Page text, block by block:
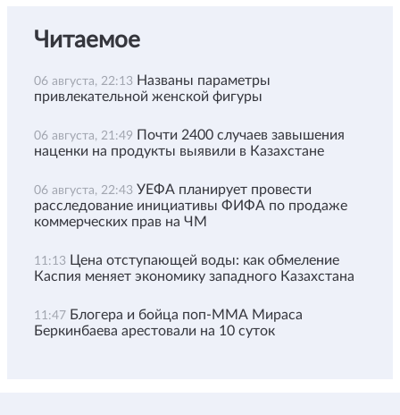
Читаемое
06 августа, 22:13 Названы параметры
привлекательной женской фигуры
06 августа, 21:49 Почти 2400 случаев завышения
наценки на продукты выявили в Казахстане
06 августа, 22:43 УЕФА планирует провести
расследование инициативы ФИФА по продаже
коммерческих прав на ЧМ
11:13 Цена отступающей воды: как обмеление
Каспия меняет экономику западного Казахстана
11:47 Блогера и бойца поп-ММА Мираса
Беркинбаева арестовали на 10 суток